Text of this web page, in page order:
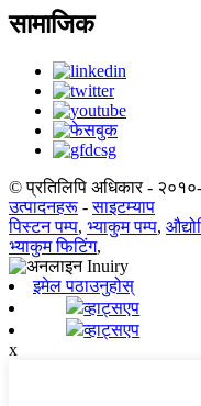
सामाजिक
© प्रतिलिपि अधिकार - २०१०-
उत्पादनहरू -साइटम्याप
पिस्टन पम्प, भ्याकुम पम्प,
भ्याकुम फिटिंग,
इमेल पठाउनुहोस्
व्हाट्सएप
व्हाट्सएप
x